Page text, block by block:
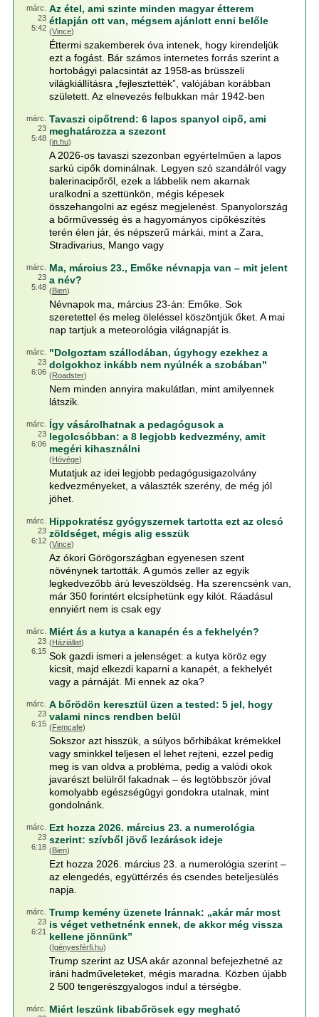
márc.
23
5:42
Az étel, ami szinte minden magyar étterem
étlapján ott van, mégsem ajánlott enni belőle
(Vince)
Éttermi szakemberek óva intenek, hogy kirendeljük
ezt a fogást. Bár számos internetes forrás szerint a
hortobágyi palacsintát az 1958-as brüsszeli
világkiállításra „fejlesztették”, valójában korábban
született. Az elnevezés felbukkan már 1942-ben
márc.
23
5:48
Tavaszi cipőtrend: 6 lapos spanyol cipő, ami
meghatározza a szezont
(in.hu)
A 2026-os tavaszi szezonban egyértelműen a lapos
sarkú cipők dominálnak. Legyen szó szandálról vagy
balerinacipőről, ezek a lábbelik nem akarnak
uralkodni a szettünkön, mégis képesek
összehangolni az egész megjelenést. Spanyolország
a bőrművesség és a hagyományos cipőkészítés
terén élen jár, és népszerű márkái, mint a Zara,
Stradivarius, Mango vagy
márc.
23
5:48
Ma, március 23., Emőke névnapja van – mit jelent
a név?
(Bien)
Névnapok ma, március 23-án: Emőke. Sok
szeretettel és meleg öleléssel köszöntjük őket. A mai
nap tartjuk a meteorológia világnapját is.
márc.
23
6:06
"Dolgoztam szállodában, úgyhogy ezekhez a
dolgokhoz inkább nem nyúlnék a szobában"
(Roadster)
Nem minden annyira makulátlan, mint amilyennek
látszik.
márc.
23
6:06
Így vásárolhatnak a pedagógusok a
legolcsóbban: a 8 legjobb kedvezmény, amit
megéri kihasználni
(Hóvége)
Mutatjuk az idei legjobb pedagógusigazolvány
kedvezményeket, a választék szerény, de még jól
jöhet.
márc.
23
6:12
Hippokratész gyógyszernek tartotta ezt az olcsó
zöldséget, mégis alig esszük
(Vince)
Az ókori Görögországban egyenesen szent
növénynek tartották. A gumós zeller az egyik
legkedvezőbb árú leveszöldség. Ha szerencsénk van,
már 350 forintért elcsíphetünk egy kilót. Ráadásul
ennyiért nem is csak egy
márc.
23
6:15
Miért ás a kutya a kanapén és a fekhelyén?
(Háziállat)
Sok gazdi ismeri a jelenséget: a kutya köröz egy
kicsit, majd elkezdi kaparni a kanapét, a fekhelyét
vagy a párnáját. Mi ennek az oka?
márc.
23
6:15
A bőrödön keresztül üzen a tested: 5 jel, hogy
valami nincs rendben belül
(Femcafe)
Sokszor azt hisszük, a súlyos bőrhibákat krémekkel
vagy sminkkel teljesen el lehet rejteni, ezzel pedig
meg is van oldva a probléma, pedig a valódi okok
javarészt belülről fakadnak – és legtöbbször jóval
komolyabb egészségügyi gondokra utalnak, mint
gondolnánk.
márc.
23
6:18
Ezt hozza 2026. március 23. a numerológia
szerint: szívből jövő lezárások ideje
(Bien)
Ezt hozza 2026. március 23. a numerológia szerint –
az elengedés, együttérzés és csendes beteljesülés
napja.
márc.
23
6:21
Trump kemény üzenete Iránnak: „akár már most
is véget vethetnénk ennek, de akkor még vissza
kellene jönnünk”
(Igényesférfi.hu)
Trump szerint az USA akár azonnal befejezhetné az
iráni hadműveleteket, mégis maradna. Közben újabb
2 500 tengerészgyalogos indul a térségbe.
márc.
Miért leszünk libabőrösek egy megható